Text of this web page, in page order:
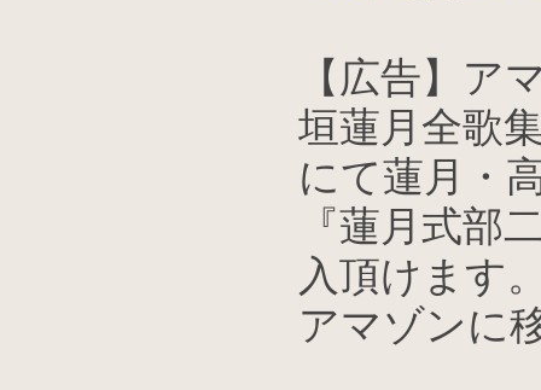
【広告】ア
垣蓮月全歌
にて蓮月・
『蓮月式部
入頂けます
アマゾンに